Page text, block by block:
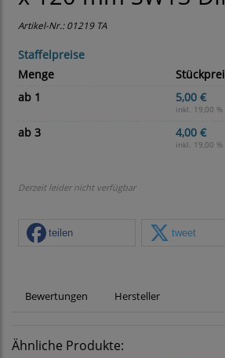
Artikel-Nr.:01219 TA
Staffelpreise
Menge
ab 1
5,00 €
inkl. 19,00 %
ab 3 4,00 €
inkl. 19,00 %
Derzeit leider nicht verfügbar
teilen tweet
Bewertungen Hersteller
Ähnliche Produkte: